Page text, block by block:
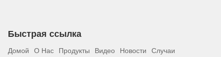
Быстрая ссылка
Домой О Нас Продукты Видео Новости
Случаи